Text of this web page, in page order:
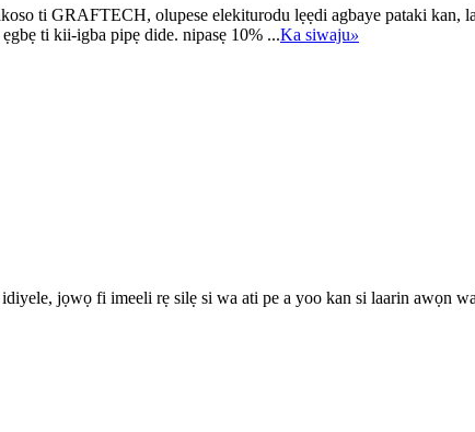
ti GRAFTECH, olupese elekiturodu lẹẹdi agbaye pataki
ti kii-igba pipẹ dide. nipasẹ 10% ...Ka siwaju»
jọwọ fi imeeli rẹ silẹ si wa ati pe a yoo kan si laarin awọn